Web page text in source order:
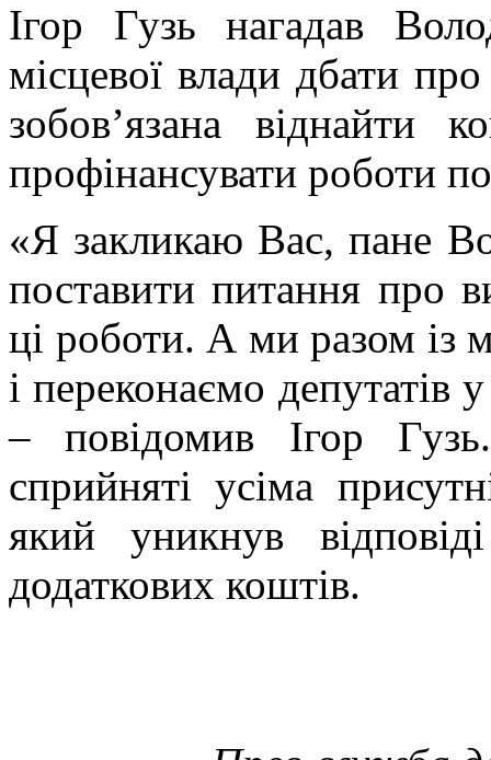
Ігор Гузь нагадав
місцевої влади дбати
зобов’язана віднайти
профінансувати роботи
«Я закликаю Вас, пане
поставити питання про
ці роботи. А ми разом із
і переконаємо депутатів
– повідомив Ігор
сприйняті усіма
який уникнув
додаткових коштів.